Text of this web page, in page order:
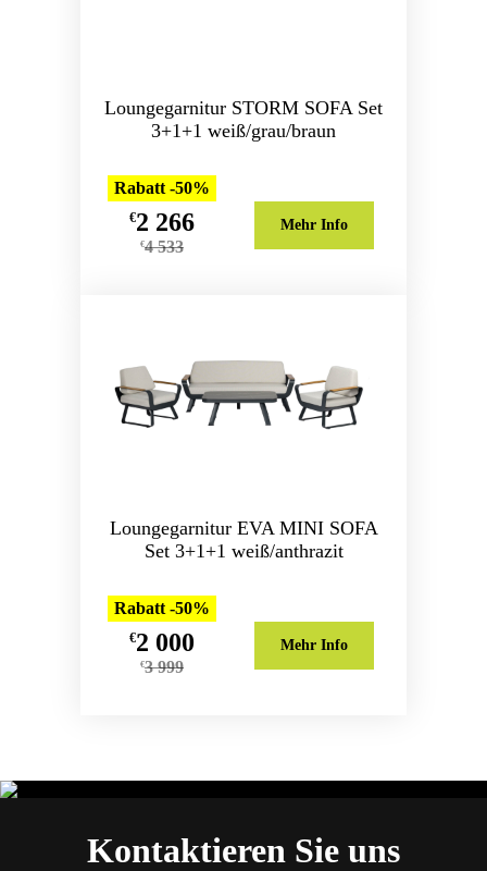
Loungegarnitur STORM SOFA Set
3+1+1 weiß/grau/braun
Rabatt -50%
€2 266
€4 533
Mehr Info
Loungegarnitur EVA MINI SOFA
Set 3+1+1 weiß/anthrazit
Rabatt -50%
€2 000
€3 999
Mehr Info
Kontaktieren Sie uns